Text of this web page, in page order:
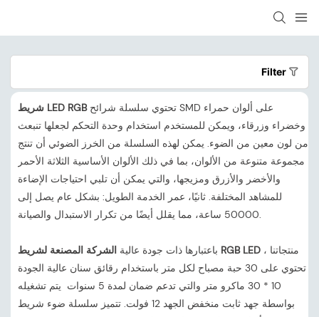
Filter
شريط LED RGB تحتوي سلسلة شرائح SMD على ألوان حمراء
وخضراء وزرقاء، ويمكن للمستخدم استخدام وحدة التحكم لجعلها تنبعث
من لون معين من الضوء. يمكن لهذه السلسلة من الخرز الضوئي أن تنتج
مجموعة متنوعة من الألوان، بما في ذلك الألوان الأساسية الثلاثة الأحمر
والأخضر والأزرق ومزيجها، والتي يمكن أن تلبي احتياجات الإضاءة
للمشاهد المختلفة. ثانيًا، عمر الخدمة الطويل: بشكل عام يصل إلى
50000 ساعة، مما يقلل أيضًا من تكرار الاستبدال والصيانة.
باعتبارها ذات جودة عالية الشركة المصنعة لشريط RGB LED ، منتجاتنا
تحتوي على 30 حبة مصباح لكل متر باستخدام رقائق سنان عالية الجودة
10 * 30 ماكرو متر والتي تدعم ضمان لمدة 5 سنوات يتم تشغيله
بواسطة جهد ثابت منخفض الجهد 12 فولت. تتميز سلسلة ضوء شريط